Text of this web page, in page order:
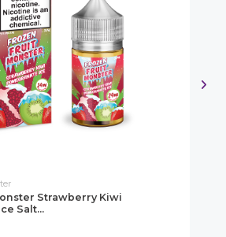
Strawberry Kiwi
Salt...